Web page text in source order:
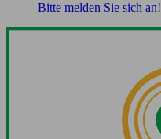
Bitte melden Sie sich an!